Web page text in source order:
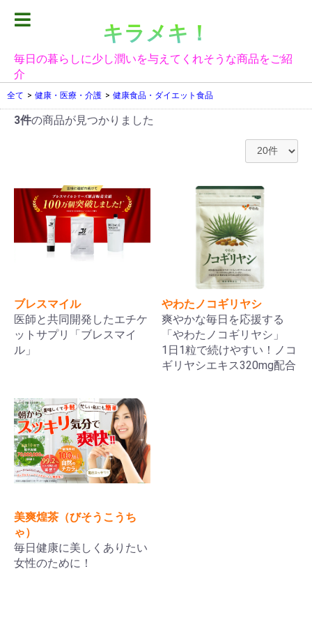
キラメキ！
毎日の暮らしに少し潤いを与えてくれそうな商品をご紹
介
全て > 健康・医療・介護 > 健康食品・ダイエット食品
3件の商品が見つかりました
ブレスマイル
医師と共同開発したエチケ
ットサプリ「ブレスマイ
ル」
やわたノコギリヤシ
爽やかな毎日を応援する
「やわたノコギリヤシ」
1日1粒で続けやすい！ノコ
ギリヤシエキス320mg配合
美爽煌茶（びそうこうち
ゃ）
毎日健康に美しくありたい
女性のために！
お買い物を続ける